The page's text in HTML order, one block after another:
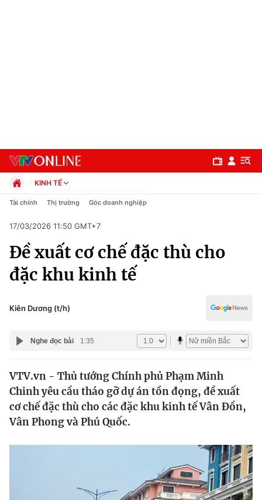
Chuyên mục
Chính trị
Pháp luật
Thế giới
Tin tức
KINH TẾ
Chính trị
Pháp luật
Kinh tế
Thể thao
Truyền hình
Y tế
Công nghệ
Tài chính Thị trường Góc doanh nghiệp
17/03/2026 11:50 GMT+7
Đề xuất cơ chế đặc thù cho
đặc khu kinh tế
Kiên Dương (t/h)
Nghe đọc bài 1:35
VTV.vn - Thủ tướng Chính phủ Phạm Minh
Chinh yêu cầu tháo gỡ dự án tồn đọng, đề xuất
cơ chế đặc thù cho các đặc khu kinh tế Vân Đồn,
Vân Phong và Phú Quốc.